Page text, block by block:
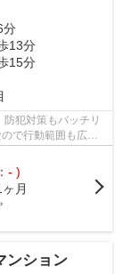
分
13分
15分
犯対策もバッチリ
で行動範囲も広が
- )
ヶ月
ンション